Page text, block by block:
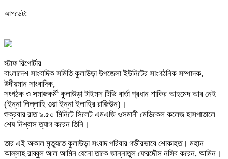
আপডেট:
স্টাফ রিপোর্টার
বাংলাদেশ সাংবাদিক সমিতি কুলাউড়া উপজেলা ইউনিটের সাংগঠনিক সম্পাদক,
উদীয়মান সাংবাদিক,
সংগঠক ও সমাজকর্মী কুলাউড়া টাইমস টিভি বার্তা প্রধান শাকির আহমেদ আর নেই
(ইন্না লিল্লাহি ওয়া ইন্না ইলাহির রাজিউন)।
শুক্রবার রাত ৯.৫০ মিনিটে সিলেট এমএজি ওসমানী মেডিকেল কলেজ হাসপাতালে
শেষ নিশ্বাস ত্যাগ করেন তিনি।
তার এই অকাল মৃত্যুতে কুলাউড়া সংবাদ পরিবার গভীরভাবে শোকাহত। মহান
আল্লাহ রাব্বুল আল আমিন যেনো তাকে জান্নাতুল ফেরদৌস নসিব করেন, আমিন।